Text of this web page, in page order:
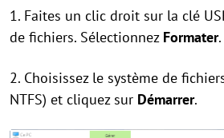
1. Faites un clic droit sur la clé
de fichiers. Sélectionnez Formater.
2. Choisissez le système de
NTFS) et cliquez sur Démarrer.